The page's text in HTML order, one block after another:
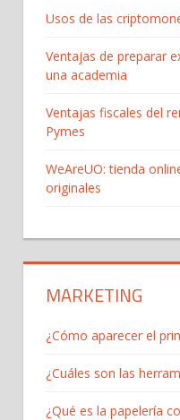
Usos de las
Ventajas de preparar
una academia
Ventajas fiscales del
Pymes
WeAreUO: tienda
originales
MARKETING
¿Cómo aparecer el
¿Cuáles son las
¿Qué es la papelería